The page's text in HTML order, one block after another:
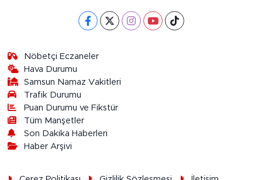
Nöbetçi Eczaneler
Hava Durumu
Samsun Namaz Vakitleri
Trafik Durumu
Puan Durumu ve Fikstür
Tüm Manşetler
Son Dakika Haberleri
Haber Arşivi